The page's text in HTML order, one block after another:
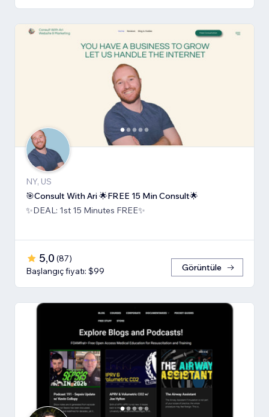
NY, US
🎯Consult With Ari 🌟FREE 15 Min Consult🌟
✨DEAL: 1st 15 Minutes FREE✨
5,0 (87)
Başlangıç fiyatı: $99
Görüntüle